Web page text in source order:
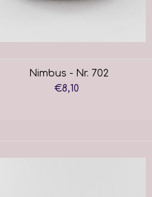
Nimbus - Nr. 702
€8,10